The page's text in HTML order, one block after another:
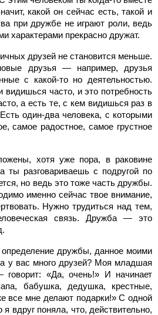
какой он сейчас есть, такой и
при дружбе не играют роли, ведь
характерами прекрасно дружат.
друзей не становится меньше.
друзья — например, друзья
с какой-то но деятельностью.
видишься часто, и это потребность
а есть те, с кем видишься раз в
один-два человека, с которыми
самое радостное, самое грустное
хотя уже пора, в раковине
ты разговариваешь с подругой по
но ведь это тоже часть дружбы.
именно сейчас твое внимание,
Нужно трудиться над тем,
связь. Дружба — это
дружбы, данное моими
у вас много друзей? Моя младшая
«Да, очень!» И начинает
бабушка, дедушка, крестные,
все мне делают подарки!» С одной
вдруг поняла, что, действительно,